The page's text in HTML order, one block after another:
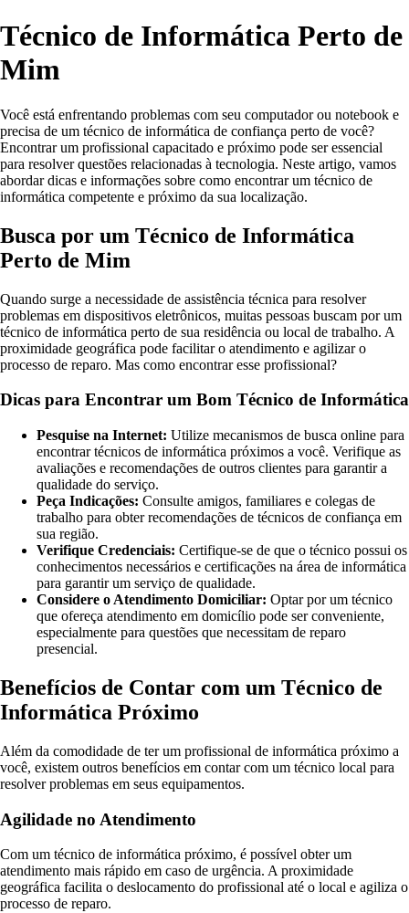
Técnico de Informática Perto de
Mim
Você está enfrentando problemas com seu computador ou notebook e
precisa de um técnico de informática de confiança perto de você?
Encontrar um profissional capacitado e próximo pode ser essencial
para resolver questões relacionadas à tecnologia. Neste artigo, vamos
abordar dicas e informações sobre como encontrar um técnico de
informática competente e próximo da sua localização.
Busca por um Técnico de Informática
Perto de Mim
Quando surge a necessidade de assistência técnica para resolver
problemas em dispositivos eletrônicos, muitas pessoas buscam por um
técnico de informática perto de sua residência ou local de trabalho. A
proximidade geográfica pode facilitar o atendimento e agilizar o
processo de reparo. Mas como encontrar esse profissional?
Dicas para Encontrar um Bom Técnico de Informática
Pesquise na Internet: Utilize mecanismos de busca online para
encontrar técnicos de informática próximos a você. Verifique as
avaliações e recomendações de outros clientes para garantir a
qualidade do serviço.
Peça Indicações: Consulte amigos, familiares e colegas de
trabalho para obter recomendações de técnicos de confiança em
sua região.
Verifique Credenciais: Certifique-se de que o técnico possui os
conhecimentos necessários e certificações na área de informática
para garantir um serviço de qualidade.
Considere o Atendimento Domiciliar: Optar por um técnico
que ofereça atendimento em domicílio pode ser conveniente,
especialmente para questões que necessitam de reparo
presencial.
Benefícios de Contar com um Técnico de
Informática Próximo
Além da comodidade de ter um profissional de informática próximo a
você, existem outros benefícios em contar com um técnico local para
resolver problemas em seus equipamentos.
Agilidade no Atendimento
Com um técnico de informática próximo, é possível obter um
atendimento mais rápido em caso de urgência. A proximidade
geográfica facilita o deslocamento do profissional até o local e agiliza o
processo de reparo.